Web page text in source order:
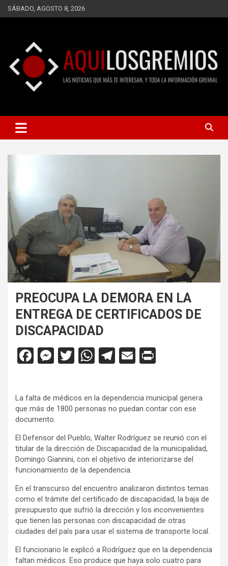
Saltar
al
SÁBADO, AGOSTO 8, 2026
AQUÍ LOS GREMIOS
INFORMACIÓN GREMIAL
PREOCUPA LA DEMORA EN LA
ENTREGA DE CERTIFICADOS DE
DISCAPACIDAD
F
b
o
o
k
M
n
g
er
T
er
W
s
p
p
T
gr
m
E
ri
n
dl
La falta de médicos en la dependencia municipal genera
que más de 1800 personas no puedan contar con ese
documento.
El Defensor del Pueblo, Walter Rodríguez se reunió con el
titular de la dirección de Discapacidad de la municipalidad,
Domingo Giannini, con el objetivo de interiorizarse del
funcionamiento de la dependencia.
En el transcurso del encuentro analizaron distintos temas
como el trámite del certificado de discapacidad, la baja de
presupuesto que sufrió la dirección y los inconvenientes
que tienen las personas con discapacidad de otras
ciudades del país para usar el sistema de transporte local.
El funcionario le explicó a Rodríguez que en la dependencia
faltan médicos. Eso produce que haya solo cuatro para